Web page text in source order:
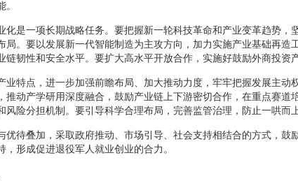
化是一项长期战略任务。要把握新一轮科技革命和产业变革趋势
局。要以发展新一代智能制造为主攻方向，加力实施产业基础再
链韧性和安全水平。要扩大高水平开放合作，实施好鼓励外商投资
业特点，进一步加强前瞻布局、加大推动力度，牢牢把握发展主
推动产学研用深度融合，鼓励产业链上下游密切合作，在重点赛
风险分担机制。要引导科学合理布局，完善监管治理，防止一哄而
优待叠加，采取政府推动、市场引导、社会支持相结合的方式，
形成促进退役军人就业创业的合力。